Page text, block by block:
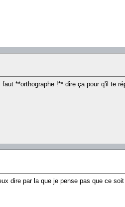
**orthographe !** dire ça pour q'il te
dire par la que je pense pas que ce